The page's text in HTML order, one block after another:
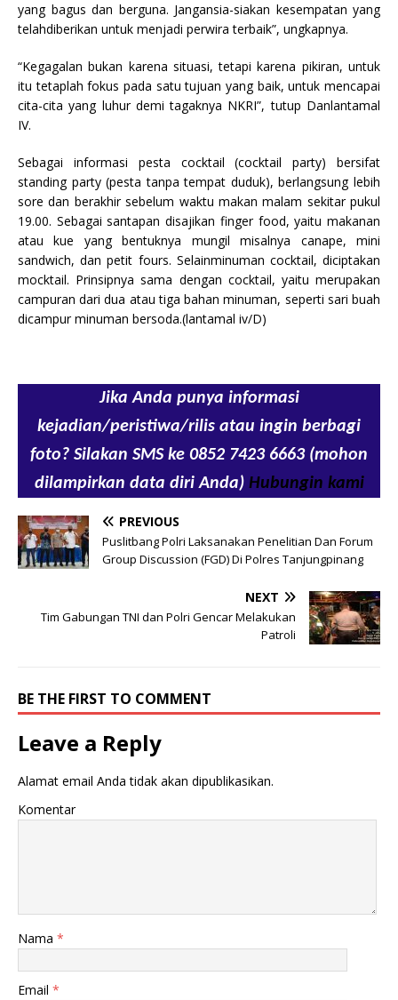
yang bagus dan berguna. Jangansia-siakan kesempatan yang
telahdiberikan untuk menjadi perwira terbaik”, ungkapnya.
“Kegagalan bukan karena situasi, tetapi karena pikiran, untuk
itu tetaplah fokus pada satu tujuan yang baik, untuk mencapai
cita-cita yang luhur demi tagaknya NKRI”, tutup Danlantamal
IV.
Sebagai informasi pesta cocktail (cocktail party) bersifat
standing party (pesta tanpa tempat duduk), berlangsung lebih
sore dan berakhir sebelum waktu makan malam sekitar pukul
19.00. Sebagai santapan disajikan finger food, yaitu makanan
atau kue yang bentuknya mungil misalnya canape, mini
sandwich, dan petit fours. Selainminuman cocktail, diciptakan
mocktail. Prinsipnya sama dengan cocktail, yaitu merupakan
campuran dari dua atau tiga bahan minuman, seperti sari buah
dicampur minuman bersoda.(lantamal iv/D)
Jika Anda punya informasi
kejadian/peristiwa/rilis atau ingin berbagi
foto? Silakan SMS ke 0852 7423 6663 (mohon
dilampirkan data diri Anda) Hubungin kami
PREVIOUS
Puslitbang Polri Laksanakan Penelitian Dan Forum
Group Discussion (FGD) Di Polres Tanjungpinang
NEXT
Tim Gabungan TNI dan Polri Gencar Melakukan
Patroli
BE THE FIRST TO COMMENT
Leave a Reply
Alamat email Anda tidak akan dipublikasikan.
Komentar
Nama *
Email *